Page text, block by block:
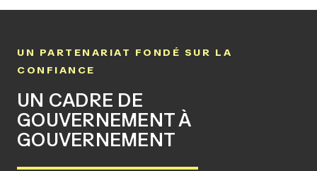
UN PARTENARIAT FONDÉ SUR LA
CONFIANCE
UN CADRE DE
GOUVERNEMENT À
GOUVERNEMENT